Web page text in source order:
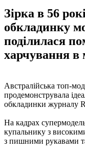
Зірка в 56
обкладинку
поділилася
харчування в
Австралійська топ-
продемонструвала
обкладинки журналу
На кадрах
купальнику з
з пишними рукавами